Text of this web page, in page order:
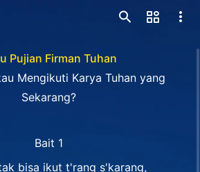
Pujian Firman Tuhan
Mengikuti Karya Tuhan yang
Sekarang?
Bait 1
bisa ikut t'rang s'karang,